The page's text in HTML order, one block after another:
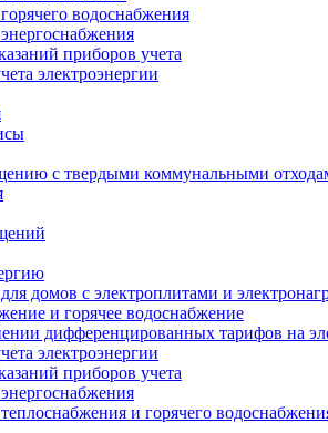
водоснабжения
приборов учета
электроэнергии
с твердыми коммунальными
домов с электроплитами и
и горячее водоснабжение
дифференцированных тарифов на
электроэнергии
приборов учета
и горячего